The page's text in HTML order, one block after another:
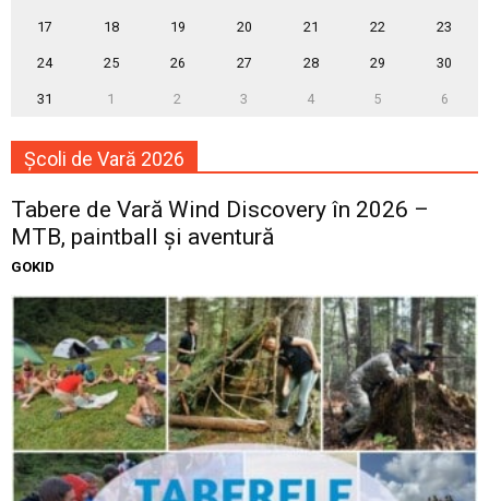
17 18 19 20 21 22 23
24 25 26 27 28 29 30
31 1 2 3 4 5 6
Școli de Vară 2026
Tabere de Vară Wind Discovery în 2026 –
MTB, paintball și aventură
GOKID